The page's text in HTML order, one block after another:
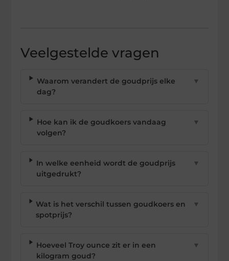
Veelgestelde vragen
Waarom verandert de goudprijs elke
dag?
▼
Hoe kan ik de goudkoers vandaag
volgen?
▼
In welke eenheid wordt de goudprijs
uitgedrukt?
▼
Wat is het verschil tussen goudkoers en
spotprijs?
▼
Hoeveel Troy ounce zit er in een
kilogram goud?
▼